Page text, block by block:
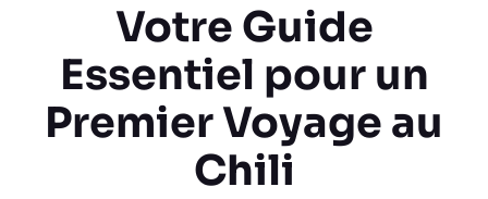
Votre Guide
Essentiel pour un
Premier Voyage au
Chili